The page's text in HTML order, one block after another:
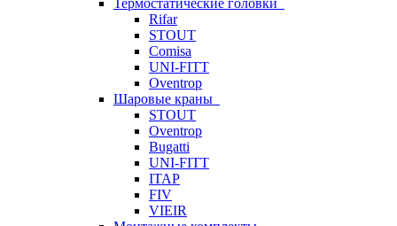
Термостатические головки
Rifar
STOUT
Comisa
UNI-FITT
Oventrop
Шаровые краны
STOUT
Oventrop
Bugatti
UNI-FITT
ITAP
FIV
VIEIR